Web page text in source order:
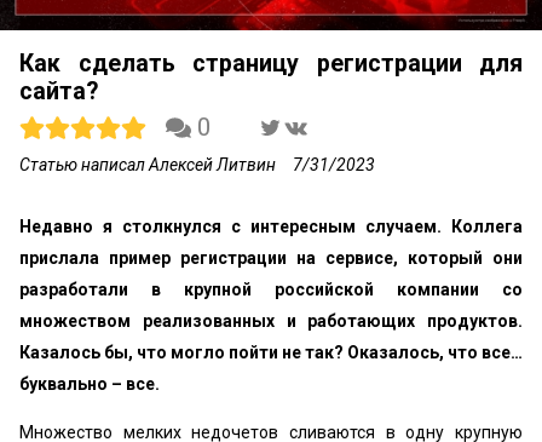
Как сделать страницу регистрации для
сайта?
0
Статью написал Алексей Литвин 7/31/2023
Недавно я столкнулся с интересным случаем. Коллега
прислала пример регистрации на сервисе, который они
разработали в крупной российской компании со
множеством реализованных и работающих продуктов.
Казалось бы, что могло пойти не так? Оказалось, что все…
буквально – все.
Множество мелких недочетов сливаются в одну крупную